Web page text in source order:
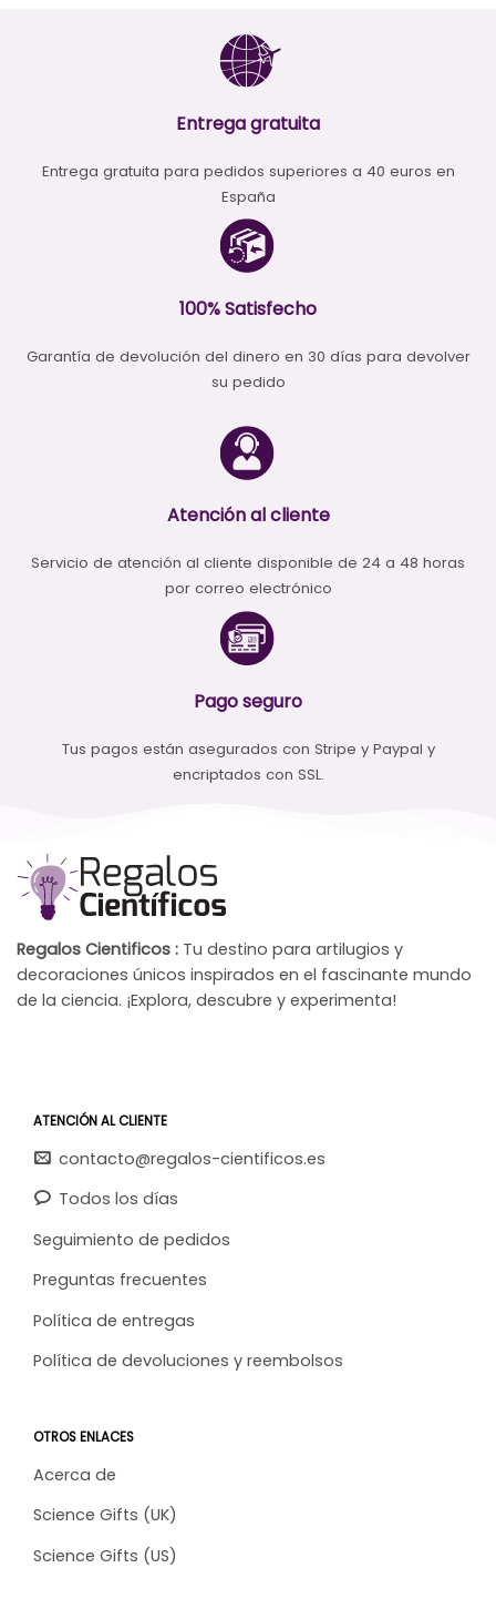
Entrega gratuita
Entrega gratuita para pedidos superiores a 40 euros en
España
100% Satisfecho
Garantía de devolución del dinero en 30 días para devolver
su pedido
Atención al cliente
Servicio de atención al cliente disponible de 24 a 48 horas
por correo electrónico
Pago seguro
Tus pagos están asegurados con Stripe y Paypal y
encriptados con SSL.
Regalos Cientificos : Tu destino para artilugios y
decoraciones únicos inspirados en el fascinante mundo
de la ciencia. ¡Explora, descubre y experimenta!
ATENCIÓN AL CLIENTE
contacto@regalos-cientificos.es
Todos los días
Seguimiento de pedidos
Preguntas frecuentes
Política de entregas
Política de devoluciones y reembolsos
OTROS ENLACES
Acerca de
Science Gifts (UK)
Science Gifts (US)